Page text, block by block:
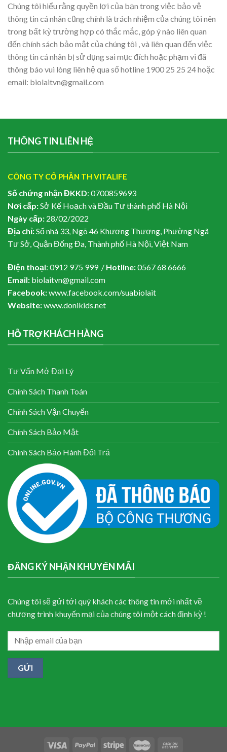
Chúng tôi hiểu rằng quyền lợi của bạn trong việc bảo vệ
thông tin cá nhân cũng chính là trách nhiệm của chúng tôi nên
trong bất kỳ trường hợp có thắc mắc, góp ý nào liên quan
đến chính sách bảo mật của chúng tôi , và liên quan đến việc
thông tin cá nhân bị sử dụng sai mục đích hoặc phạm vi đã
thông báo vui lòng liên hệ qua số hotline 1900 25 25 24 hoặc
email: biolaitvn@gmail.com
THÔNG TIN LIÊN HỆ
CÔNG TY CỔ PHẦN TH VITALIFE
Số chứng nhận ĐKKD: 0700859693
Nơi cấp:Sở Kế Hoạch và Đầu Tư thành phố Hà Nội
Ngày cấp: 28/02/2022
Địa chỉ:Số nhà 33, Ngõ 46 Khương Thượng, Phường Ngã
Tư Sở, Quận Đống Đa, Thành phố Hà Nội, Việt Nam
Điện thoại: 0912 975 999 / Hotline:0567 68 6666
Email: biolaitvn@gmail.com
Facebook:www.facebook.com/suabiolait
Website:www.donikids.net
HỖ TRỢ KHÁCH HÀNG
Tư Vấn Mở Đại Lý
Chính Sách Thanh Toán
Chính Sách Vận Chuyển
Chính Sách Bảo Mật
Chính Sách Bảo Hành Đổi Trả
ĐĂNG KÝ NHẬN KHUYẾN MÃI
Chúng tôi sẽ gửi tới quý khách các thông tin mới nhất về
chương trình khuyến mại của chúng tôi một cách định kỳ !